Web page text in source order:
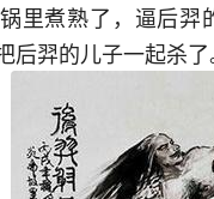
里煮熟了，逼后
后羿的儿子一起杀了